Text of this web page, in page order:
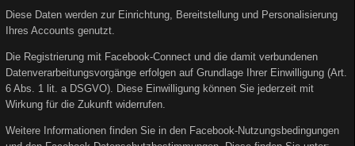
Diese Daten werden zur Einrichtung, Bereitstellung und Personalisierung
Ihres Accounts genutzt.
Die Registrierung mit Facebook-Connect und die damit verbundenen
Datenverarbeitungsvorgänge erfolgen auf Grundlage Ihrer Einwilligung (Art.
6 Abs. 1 lit. a DSGVO). Diese Einwilligung können Sie jederzeit mit
Wirkung für die Zukunft widerrufen.
Weitere Informationen finden Sie in den Facebook-Nutzungsbedingungen